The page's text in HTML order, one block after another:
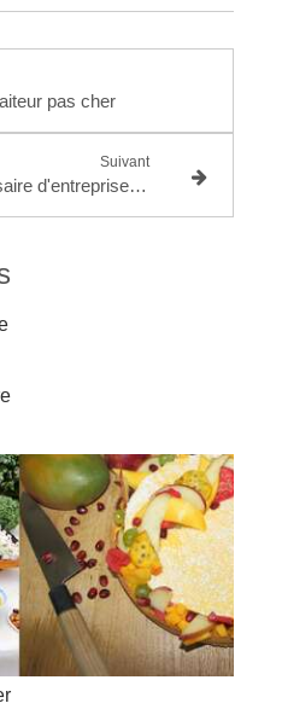
pas cher
Suivant
Célébrez votre anniversaire d'entreprise cacher